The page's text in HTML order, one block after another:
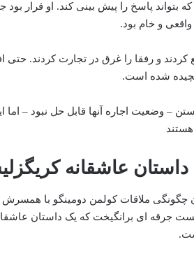
بتواند پاسخ را پیش بینی کند. او قرار
و خام بود.
کردند و رفقا را غرق در تجارت کردند.
شده است.
– وضعیت اجاره آنها قابل حل نبود – اما
ملاقات کولمن دومینگو با همسرش
جرقه ای برانگیخت که یک داستان